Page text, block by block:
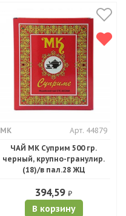
МК
Арт. 44879
ЧАЙ МК Суприм 500 гр.
черный, крупно-гранулир.
(18)/в пал.28 ЖЦ
394,59 ₽
В корзину